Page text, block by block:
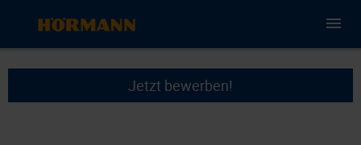
Jetzt bewerben!